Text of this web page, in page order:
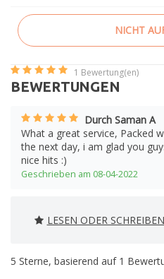
NICHT
1 Bewertung(en)
BEWERTUNGEN
Durch Saman A
What a great service, Packed
the next day, i am glad you
nice hits :)
Geschrieben am 08-04-2022
LESEN ODER
5 Sterne, basierend auf 1